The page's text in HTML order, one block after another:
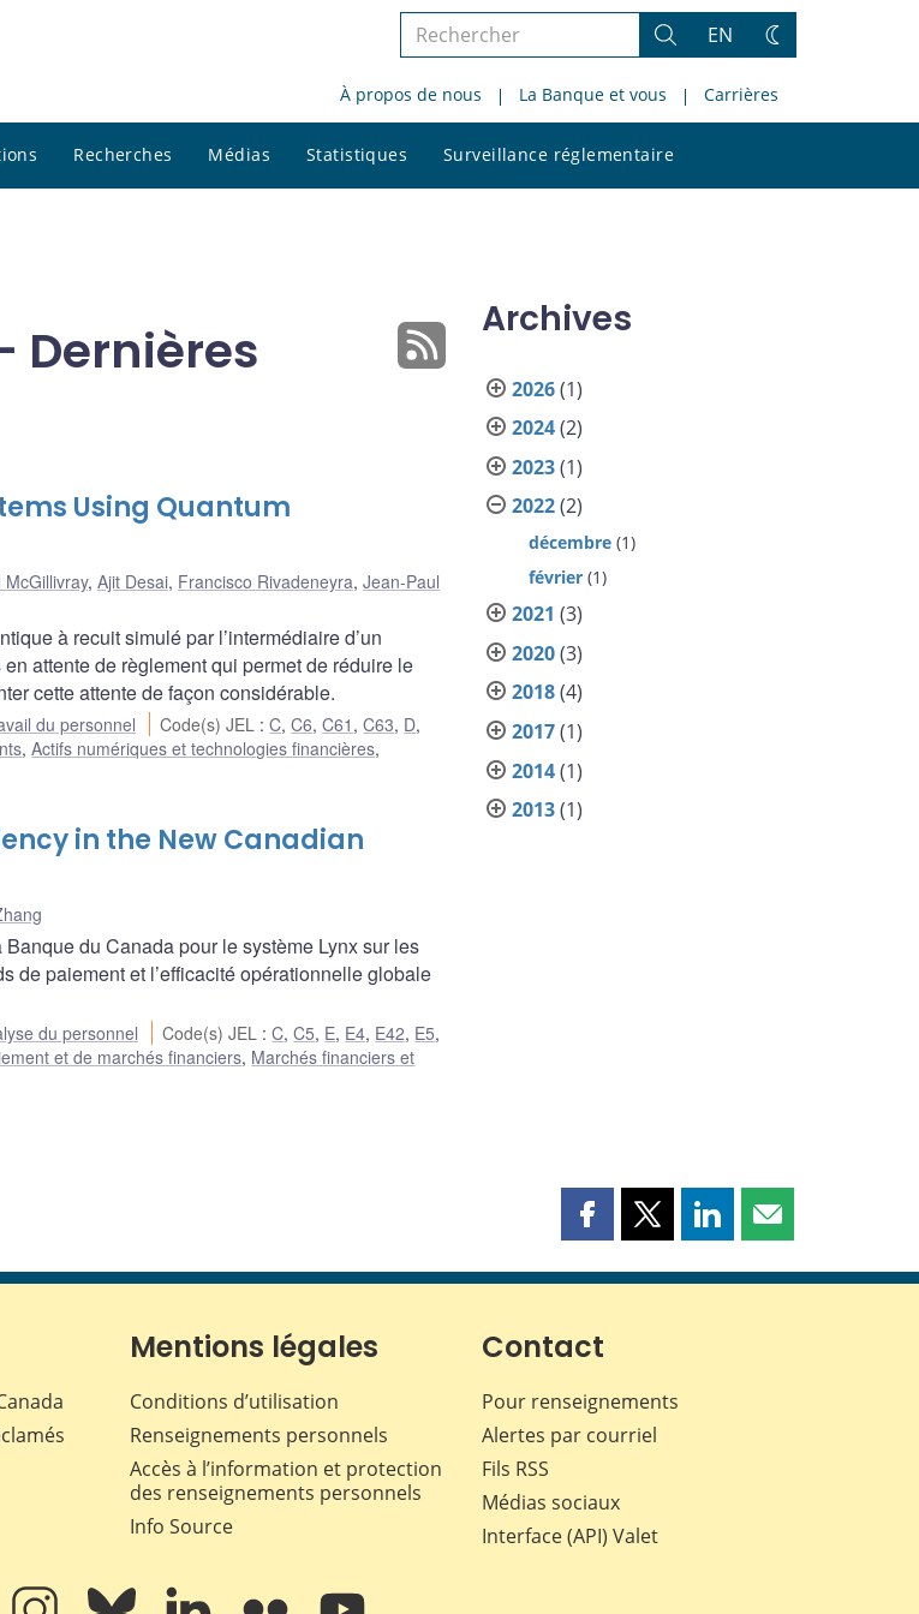
Rechercher
le
site
Rechercher
EN
Changez
thème
À propos de nous La Banque et vous Carrières
Recherches Médias Statistiques Surveillance réglementaire
le
Dernières
Using Quantum
McGillivray, Ajit Desai, Francisco Rivadeneyra, Jean-Paul
à recuit simulé par l’intermédiaire d’un
attente de règlement qui permet de réduire le
cette attente de façon considérable.
du personnel Code(s) JEL :C,C6,C61 ,C63, D,
,Actifs numériques et technologies financières,
in the New Canadian
du Canada pour le système Lynx sur les
de paiement et l’efficacité opérationnelle globale
du personnel Code(s) JEL :C,C5, E, E4, E42, E5,
et de marchés financiers, Marchés financiers et
Archives
2026(1)
2024(2)
2023(1)
2022(2)
décembre (1)
février (1)
2021 (3)
2020(3)
2018(4)
2017(1)
2014(1)
2013(1)
Partager
page
Facebook
Partager
page
Partager
page
Partager
page
Mentions légales
Conditions d’utilisation
Renseignements personnels
Accès à l’information et protection
des renseignements personnels
Info Source
Contact
Pour renseignements
Alertes par courriel
Fils RSS
Médias sociaux
Interface (API) Valet